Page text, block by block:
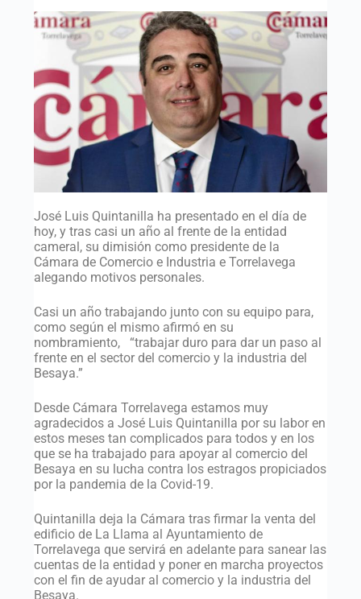
José Luis Quintanilla ha presentado en el día de
hoy, y tras casi un año al frente de la entidad
cameral, su dimisión como presidente de la
Cámara de Comercio e Industria e Torrelavega
alegando motivos personales.
Casi un año trabajando junto con su equipo para,
como según el mismo afirmó en su
nombramiento, “trabajar duro para dar un paso al
frente en el sector del comercio y la industria del
Besaya.”
Desde Cámara Torrelavega estamos muy
agradecidos a José Luis Quintanilla por su labor en
estos meses tan complicados para todos y en los
que se ha trabajado para apoyar al comercio del
Besaya en su lucha contra los estragos propiciados
por la pandemia de la Covid-19.
Quintanilla deja la Cámara tras firmar la venta del
edificio de La Llama al Ayuntamiento de
Torrelavega que servirá en adelante para sanear las
cuentas de la entidad y poner en marcha proyectos
con el fin de ayudar al comercio y la industria del
Besaya.